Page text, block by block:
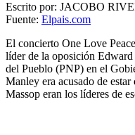
Escrito por: JACOBO
Fuente: Elpais.com
El concierto One Love
líder de la oposición Edward
del Pueblo (PNP) en el
Manley era acusado de
Massop eran los líderes de